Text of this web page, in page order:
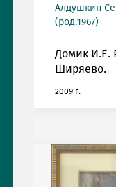
Алдушкин
(род.1967)
Домик И.Е.
Ширяево.
2009 г.